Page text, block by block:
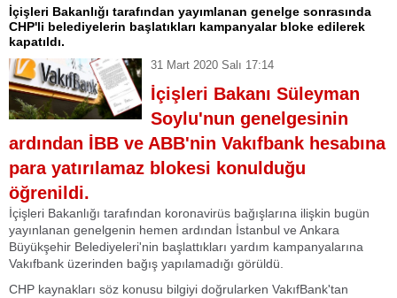
İçişleri Bakanlığı tarafından yayımlanan genelge sonrasında
CHP'li belediyelerin başlatıkları kampanyalar bloke edilerek
kapatıldı.
31 Mart 2020 Salı 17:14
İçişleri Bakanı Süleyman
Soylu'nun genelgesinin
ardından İBB ve ABB'nin Vakıfbank hesabına
para yatırılamaz blokesi konulduğu
öğrenildi.
İçişleri Bakanlığı tarafından koronavirüs bağışlarına ilişkin bugün
yayınlanan genelgenin hemen ardından İstanbul ve Ankara
Büyükşehir Belediyeleri'nin başlattıkları yardım kampanyalarına
Vakıfbank üzerinden bağış yapılamadığı görüldü.
CHP kaynakları söz konusu bilgiyi doğrularken VakıfBank'tan